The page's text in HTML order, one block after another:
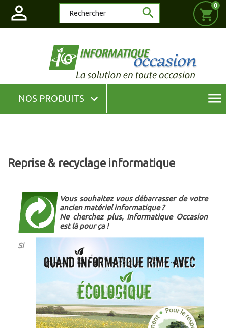
  shopping_cart
0
NOS PRODUITS  menu
Reprise & recyclage informatique
Vous souhaitez vous débarrasser de votre
ancien matériel informatique ?
Ne cherchez plus, Informatique Occasion
est là pour ça !
Si